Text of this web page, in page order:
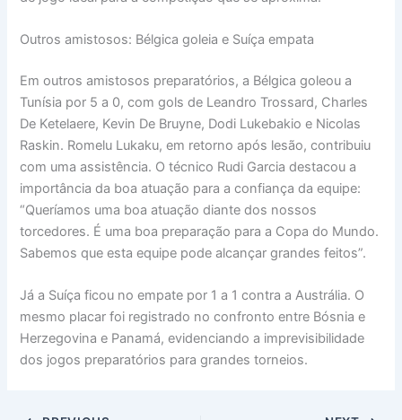
Outros amistosos: Bélgica goleia e Suíça empata
Em outros amistosos preparatórios, a Bélgica goleou a
Tunísia por 5 a 0, com gols de Leandro Trossard, Charles
De Ketelaere, Kevin De Bruyne, Dodi Lukebakio e Nicolas
Raskin. Romelu Lukaku, em retorno após lesão, contribuiu
com uma assistência. O técnico Rudi Garcia destacou a
importância da boa atuação para a confiança da equipe:
“Queríamos uma boa atuação diante dos nossos
torcedores. É uma boa preparação para a Copa do Mundo.
Sabemos que esta equipe pode alcançar grandes feitos”.
Já a Suíça ficou no empate por 1 a 1 contra a Austrália. O
mesmo placar foi registrado no confronto entre Bósnia e
Herzegovina e Panamá, evidenciando a imprevisibilidade
dos jogos preparatórios para grandes torneios.